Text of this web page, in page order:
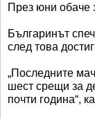
През юни обаче
Българинът
след това
„Последните
шест срещи за
почти година“,